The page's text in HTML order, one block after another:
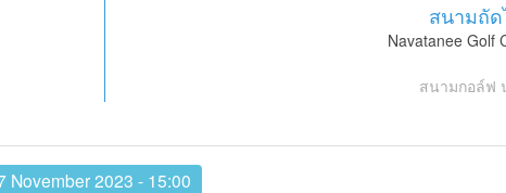
สนามถั
Navatanee Golf
สนามกอล์ฟ
November 2023 - 15:00